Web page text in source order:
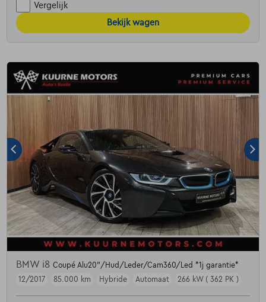
Vergelijk
Bekijk wagen
BMW i8 Coupé Alu20"/Hud/Leder/Cam360/Led *1j garantie*
12/2017
85.000 km Hybride Automaat 266 kW ( 362 PK )